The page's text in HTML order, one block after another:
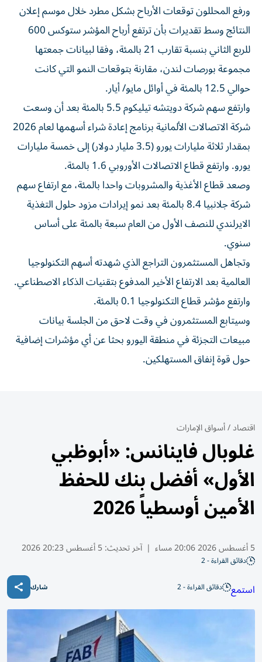
​ورفع المحللون توقعات الأرباح بشكل مطرد خلال موسم إعلان
‌النتائج وسط تقديرات بأن ترتفع أرباح المؤشر ستوكس 600
للربع الثاني بنسبة تقارب 21 بالمئة، وفقا لبيانات جمعتها
مجموعة بورصات لندن، ⁠مقارنة بتوقعات النمو التي كانت
حوالي 12.5 بالمئة في أوائل مايو/ أيار.
وارتفع سهم شركة دويتشه تيليكوم 5.5 بالمئة بعد أن وسعت
شركة الاتصالات ​الألمانية برنامج ‌إعادة شراء أسهمها لعام 2026
بمقدار ثلاثة مليارات يورو (3.5 ‌مليار دولار) إلى خمسة مليارات
يورو. وارتفع قطاع الاتصالات الأوروبي 1.6 بالمئة.
وصعد قطاع الأغذية والمشروبات واحدا بالمئة، مع ارتفاع سهم
شركة جلانبيا ‌8.4 بالمئة ‌بعد نمو إيرادات مزود حلول ⁠التغذية
الايرلندي للنصف الأول من العام سبعة بالمئة ‌على أساس
سنوي.
وتجاهل المستثمرون التراجع الذي شهدته أسهم التكنولوجيا
العالمية بعد الارتفاع الأخير المدفوع بتقنيات الذكاء الاصطناعي.
وارتفع ⁠مؤشر قطاع التكنولوجيا 0.1 بالمئة.
وسيتابع المستثمرون في ​وقت لاحق من الجلسة بيانات
مبيعات التجزئة في منطقة اليورو بحثا عن أي مؤشرات إضافية
حول قوة ⁠إنفاق المستهلكين.
اقتصاد/أسواق الإمارات
غلوبال فاينانس: «أبوظبي
الأول» أفضل بنك للحفظ
الأمين أوسطياً 2026
5 أغسطس 2026 20:06 مساء | آخر تحديث:5 أغسطس 20:23 2026
دقائق القراءة - 2
استمع دقائق القراءة - 2 شارك